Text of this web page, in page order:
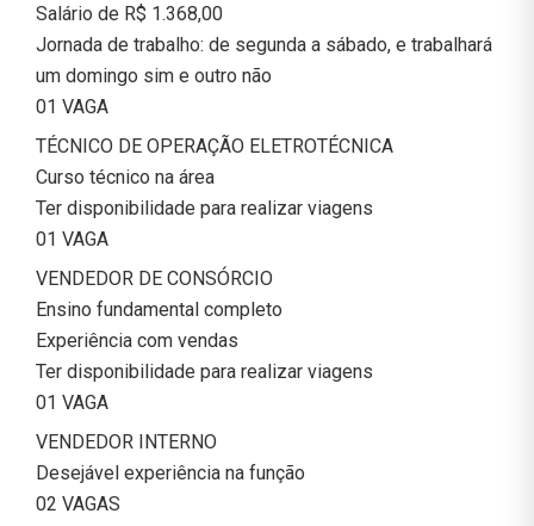
Salário de R$ 1.368,00
Jornada de trabalho: de segunda a sábado, e trabalhará
um domingo sim e outro não
01 VAGA
TÉCNICO DE OPERAÇÃO ELETROTÉCNICA
Curso técnico na área
Ter disponibilidade para realizar viagens
01 VAGA
VENDEDOR DE CONSÓRCIO
Ensino fundamental completo
Experiência com vendas
Ter disponibilidade para realizar viagens
01 VAGA
VENDEDOR INTERNO
Desejável experiência na função
02 VAGAS